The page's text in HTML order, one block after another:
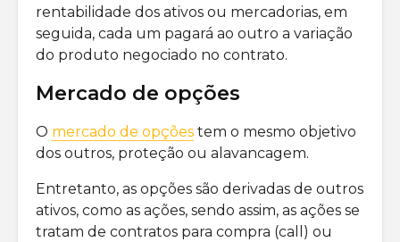
rentabilidade dos ativos ou mercadorias, em
seguida, cada um pagará ao outro a variação
do produto negociado no contrato.
Mercado de opções
O mercado de opções tem o mesmo objetivo
dos outros, proteção ou alavancagem.
Entretanto, as opções são derivadas de outros
ativos, como as ações, sendo assim, as ações se
tratam de contratos para compra (call) ou